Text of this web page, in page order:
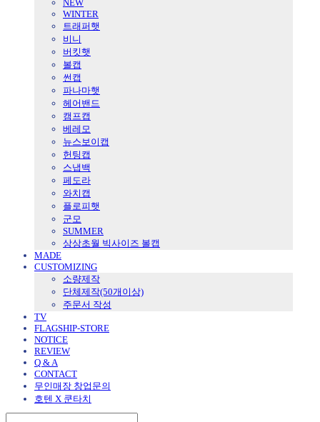
NEW
WINTER
트래퍼햇
비니
버킷햇
볼캡
썬캡
파나마햇
헤어밴드
캠프캡
베레모
뉴스보이캡
헌팅캡
스냅백
페도라
와치캡
플로피햇
군모
SUMMER
상상초월 빅사이즈 볼캡
MADE
CUSTOMIZING
소량제작
단체제작(50개이상)
주문서 작성
TV
FLAGSHIP-STORE
NOTICE
REVIEW
Q & A
CONTACT
무인매장 창업문의
호텐 X 쿤타치